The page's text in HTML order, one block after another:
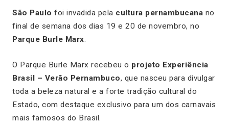
São Paulo foi invadida pela cultura pernambucana no
final de semana dos dias 19 e 20 de novembro, no
Parque Burle Marx.
O Parque Burle Marx recebeu o projeto Experiência
Brasil – Verão Pernambuco, que nasceu para divulgar
toda a beleza natural e a forte tradição cultural do
Estado, com destaque exclusivo para um dos carnavais
mais famosos do Brasil.